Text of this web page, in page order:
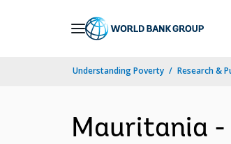
Understanding Poverty Research &
Mauritania -